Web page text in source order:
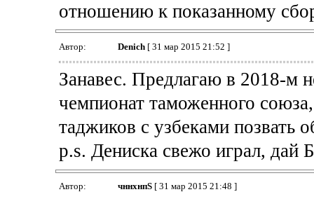
отношению к показанному
Автор: Denich[ 31 мар 2015 21:52 ]
Занавес. Предлагаю в 2018-м
чемпионат таможенного
таджиков с узбеками позвать
p.s. Дениска свежо играл, дай
Автор: чннхнпS[ 31 мар 2015 21:48 ]